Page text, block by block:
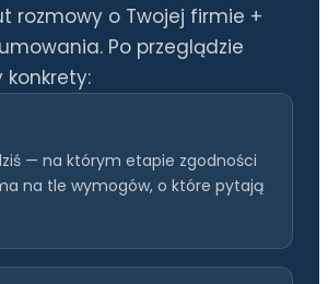
rozmowy o Twojej firmie +
Po przeglądzie
konkrety:
— na którym etapie zgodności
na tle wymogów, o które pytają